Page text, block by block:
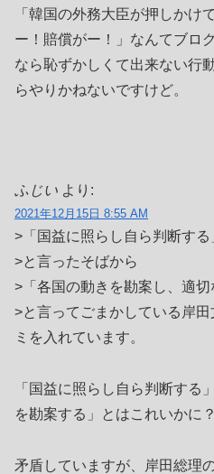
「韓国の外務大臣が押しかけ
ー！賠償がー！」なんてブロ
なら恥ずかしくて出来ない行
らやりかねないですけど。
ふじい より:
2021年12月15日 8:55 AM
>「国益に照らし自ら判断する
>と言ったそばから
>「各国の動きを勘案し、適切
>と言ってごまかしている岸
ミを入れています。
「国益に照らし自ら判断する
を勘案する」とはこれいかに？
矛盾していますが、岸田総理